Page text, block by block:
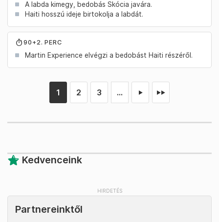
A labda kimegy, bedobás Skócia javára.
Haiti hosszú ideje birtokolja a labdát.
90+2. PERC
Martin Experience elvégzi a bedobást Haiti részéről.
1 2 3 ... ► ►►
Kedvenceink
Partnereinktől